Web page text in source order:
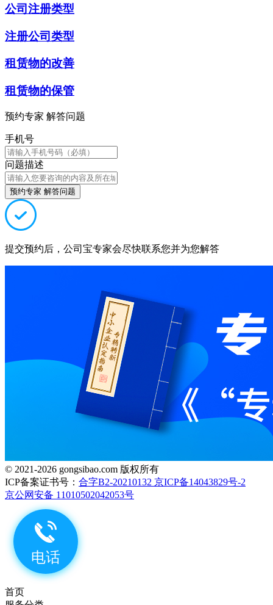
公司注册类型
注册公司类型
租赁物的改善
租赁物的保管
预约专家 解答问题
手机号
问题描述
预约专家 解答问题
提交预约后，公司宝专家会尽快联系您并为您解答
© 2021-2026 gongsibao.com 版权所有
ICP备案证书号： 合字B2-20210132 京ICP备14043829号-2
京公网安备 11010502042053号
首页